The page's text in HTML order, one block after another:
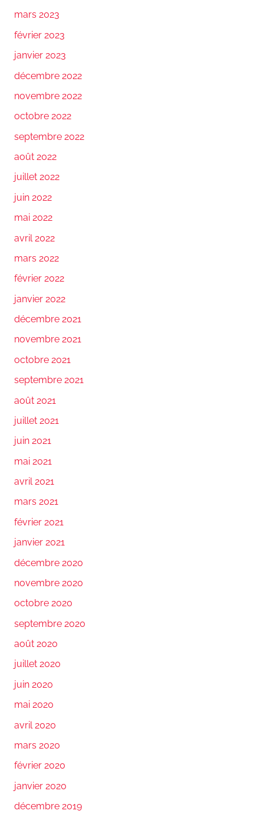
mars 2023
février 2023
janvier 2023
décembre 2022
novembre 2022
octobre 2022
septembre 2022
août 2022
juillet 2022
juin 2022
mai 2022
avril 2022
mars 2022
février 2022
janvier 2022
décembre 2021
novembre 2021
octobre 2021
septembre 2021
août 2021
juillet 2021
juin 2021
mai 2021
avril 2021
mars 2021
février 2021
janvier 2021
décembre 2020
novembre 2020
octobre 2020
septembre 2020
août 2020
juillet 2020
juin 2020
mai 2020
avril 2020
mars 2020
février 2020
janvier 2020
décembre 2019